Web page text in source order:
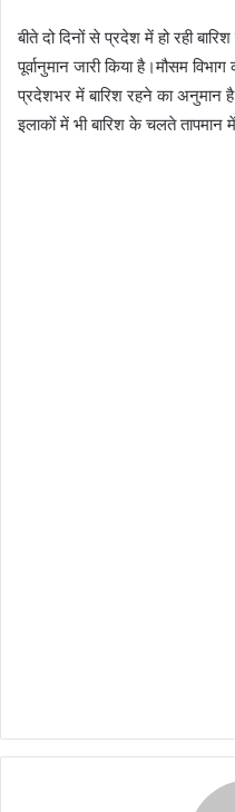
बीते दो दिनों से प्रदेश में हो रही
पूर्वानुमान जारी किया है।मौसम
प्रदेशभर में बारिश रहने का अनुमान
इलाकों में भी बारिश के चलते तापमान